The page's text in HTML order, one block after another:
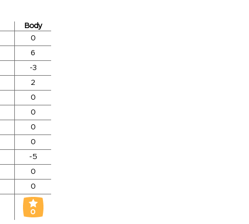
Body
0
6
-3
2
0
0
0
0
-5
0
0
0